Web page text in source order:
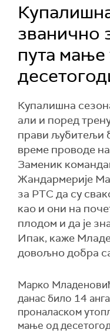
званично
пута
Купалишна
али и поред
прави љубитељи
време проводе
Заменик
Жандармерије
за РТС да су
као и они на
плодом и да је
Ипак, каже
довољно добра
Марко
данас било 14
проналаском
мање од